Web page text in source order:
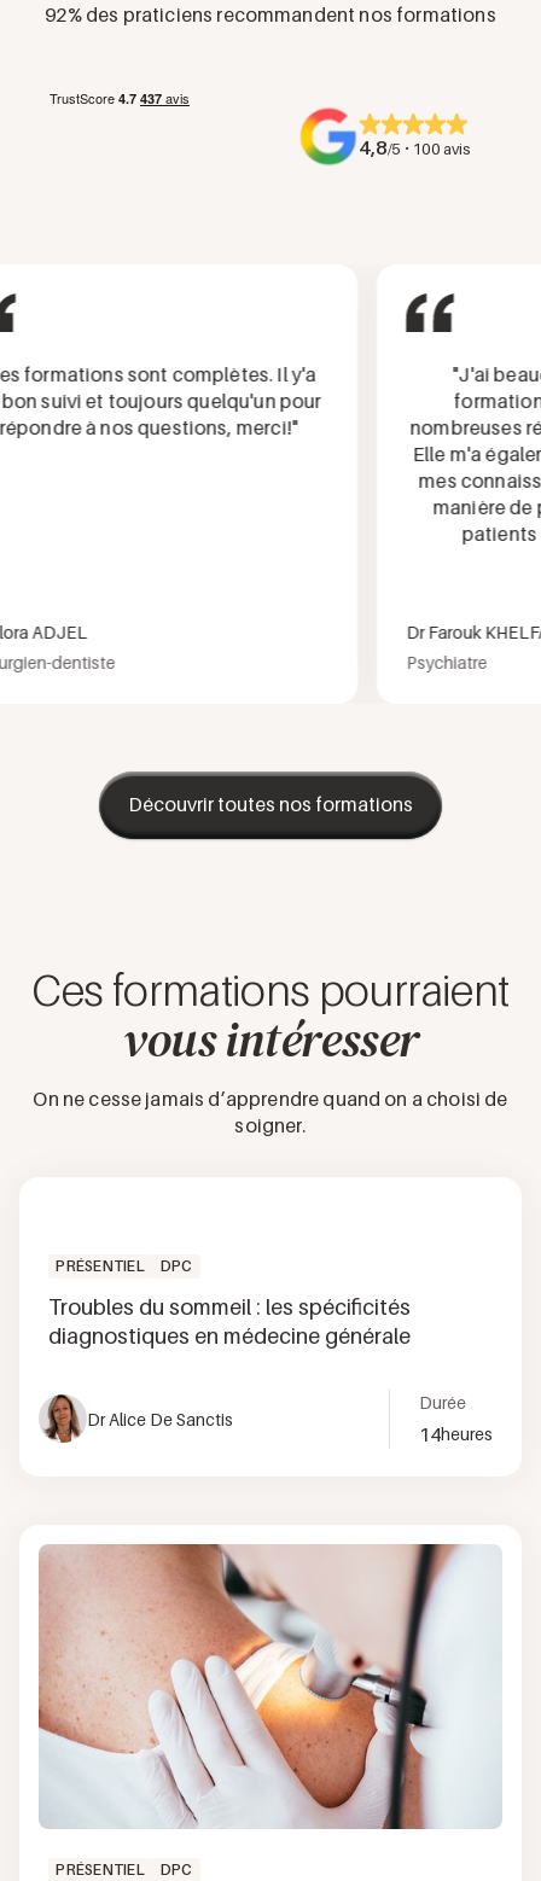
92% des praticiens recommandent nos formations
4,8/5 · 100 avis
sont complètes. Il y'a
suivi et toujours quelqu'un pour
à nos questions, merci!"
ADJEL
dentiste
"J'ai
formation,
nombreuses
Elle m'a
mes
manière de
patients
Dr Farouk KHELFA
Psychiatre
Découvrir toutes nos formations
Ces formations pourraient
vous intéresser
On ne cesse jamais d’apprendre quand on a choisi de
soigner.
PRÉSENTIEL DPC
Troubles du sommeil : les spécificités
diagnostiques en médecine générale
Dr Alice De Sanctis
Durée
14heures
PRÉSENTIEL DPC